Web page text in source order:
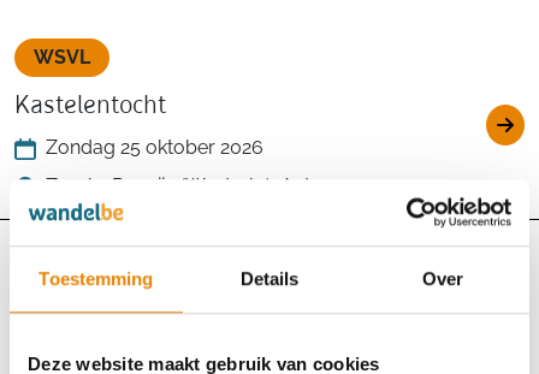
Toestemming Details Over
Deze website maakt gebruik van cookies
WSVL
Kastelentocht
Zondag 25 oktober 2026
Zoerle-Parwijs (Westerlo), Antwerpen
WSVL
Zondag 25 oktober 2026